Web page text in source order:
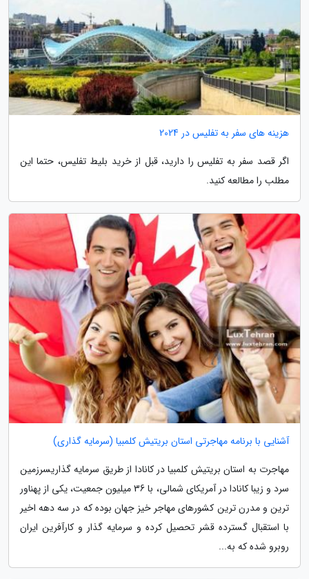
هزینه های سفر به تفلیس در 2024
اگر قصد سفر به تفلیس را دارید، قبل از خرید بلیط تفلیس، حتما این
مطلب را مطالعه کنید.
آشنایی با برنامه مهاجرتی استان بریتیش کلمبیا (سرمایه گذاری)
مهاجرت به استان بریتیش کلمبیا در کانادا از طریق سرمایه گذاریسرزمین
سرد و زیبا کانادا در آمریکای شمالی، با 36 میلیون جمعیت، یکی از پهناور
ترین و مدرن ترین کشورهای مهاجر خیز جهان بوده که در سه دهه اخیر
با استقبال گسترده قشر تحصیل کرده و سرمایه گذار و کارآفرین ایران
روبرو شده که به...